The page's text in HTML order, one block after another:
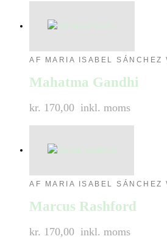
AF MARIA ISABEL SÁNCHEZ
Mahatma Gandhi
kr. 170,00 inkl. moms
AF MARIA ISABEL SÁNCHEZ
Marcus Rashford
kr. 170,00 inkl. moms